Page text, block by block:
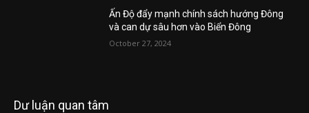
Ấn Độ đẩy mạnh chính sách hướng Đông
và can dự sâu hơn vào Biển Đông
October 27, 2024
Dư luận quan tâm